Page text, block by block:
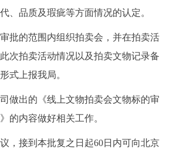
、品质及瑕疵等方面情况的认定。
的范围内组织拍卖会，并在拍卖活
次拍卖活动情况以及拍卖文物记录备
式上报我局。
出的《线上文物拍卖会文物标的审
的内容做好相关工作。
接到本批复之日起60日内可向北京